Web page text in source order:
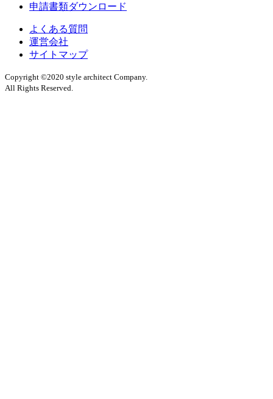
申請書類ダウンロード
よくある質問
運営会社
サイトマップ
Copyright ©2020 style architect Company.
All Rights Reserved.